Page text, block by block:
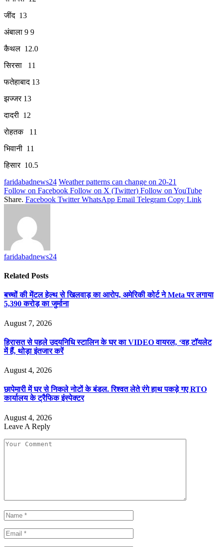
जींद 13
अंबाला 9 9
कैथल 12.0
सिरसा 11
फतेहाबाद 13
झज्जर 13
दादरी 12
रोहतक 11
भिवानी 11
हिसार 10.5
faridabadnews24 Weather patterns can change on 20-21
Follow on Facebook Follow on X (Twitter) Follow on YouTube
Share. Facebook Twitter WhatsApp Email Telegram Copy Link
faridabadnews24
Related Posts
बच्चों की मेंटल हेल्थ से खिलवाड़ का आरोप, अमेरिकी कोर्ट ने Meta पर लगाया
5,390 करोड़ का जुर्माना
August 7, 2026
हिरासत से पहले उदयनिधि स्टालिन के घर का VIDEO वायरल, ‘वह टॉयलेट
में हैं, थोड़ा इंतजार करें
August 4, 2026
छापेमारी में घर से निकले नोटों के बंडल. रिश्वत लेते रंगे हाथ पकड़े गए RTO
कार्यालय के ट्रैफिक इंस्पेक्टर
August 4, 2026
Leave A Reply